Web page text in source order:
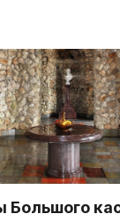
Большого